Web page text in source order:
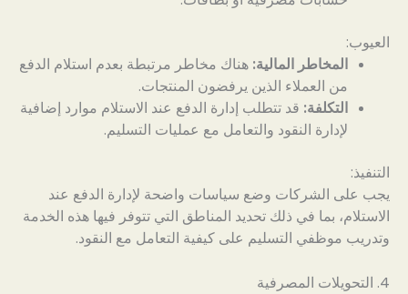
العيوب:
المخاطر المالية: هناك مخاطر مرتبطة بعدم استلام الدفع
من العملاء الذين يرفضون المنتجات.
التكلفة: قد تتطلب إدارة الدفع عند الاستلام موارد إضافية
لإدارة النقود والتعامل مع عمليات التسليم.
التنفيذ:
يجب على الشركات وضع سياسات واضحة لإدارة الدفع عند
الاستلام، بما في ذلك تحديد المناطق التي تتوفر فيها هذه الخدمة
وتدريب موظفي التسليم على كيفية التعامل مع النقود.
4. التحويلات المصرفية